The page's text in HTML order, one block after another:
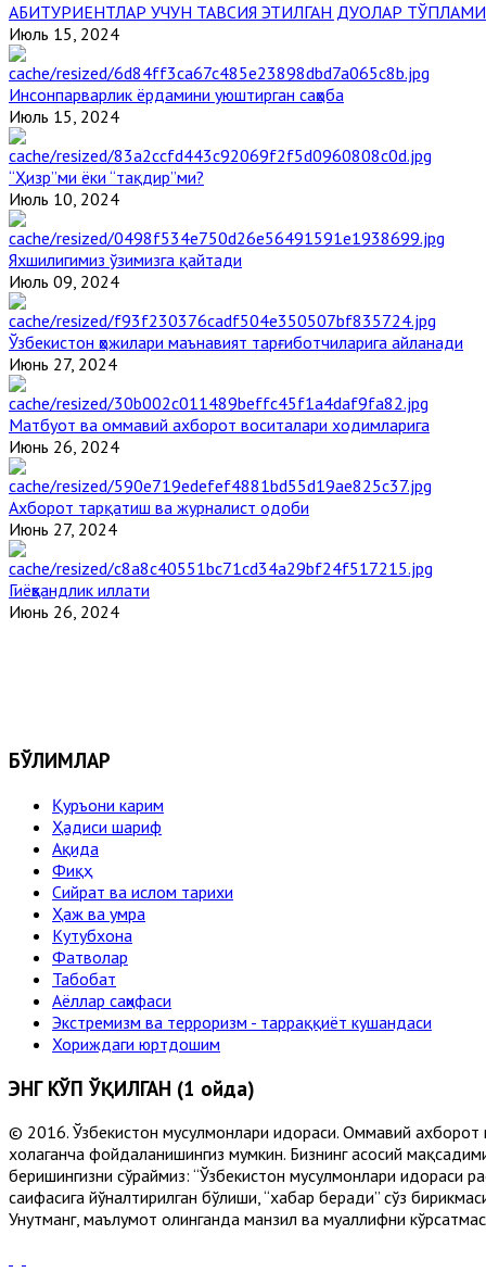
АБИТУРИЕНТЛАР УЧУН ТАВСИЯ ЭТИЛГАН ДУОЛАР ТЎПЛАМИ
Июль 15, 2024
Инсонпарварлик ёрдамини уюштирган саҳоба
Июль 15, 2024
“Ҳизр”ми ёки “тақдир”ми?
Июль 10, 2024
Яхшилигимиз ўзимизга қайтади
Июль 09, 2024
Ўзбекистон ҳожилари маънавият тарғиботчиларига айланади
Июнь 27, 2024
Матбуот ва оммавий ахборот воситалари ходимларига
Июнь 26, 2024
Ахборот тарқатиш ва журналист одоби
Июнь 27, 2024
Гиёҳвандлик иллати
Июнь 26, 2024
БЎЛИМЛАР
Қуръони карим
Ҳадиси шариф
Ақида
Фиқҳ
Сийрат ва ислом тарихи
Ҳаж ва умра
Кутубхона
Фатволар
Табобат
Аёллар саҳифаси
Экстремизм ва терроризм - тарраққиёт кушандаси
Хориждаги юртдошим
ЭНГ КЎП ЎҚИЛГАН (1 ойда)
© 2016. Ўзбекистон мусулмонлари идораси. Оммавий ахборот
хоҳлаганча фойдаланишингиз мумкин. Бизнинг асосий
беришингизни сўраймиз: “Ўзбекистон мусулмонлари идораси
саҳифасига йўналтирилган бўлиши, “хабар беради” сўз
Унутманг, маълумот олинганда манзил ва муаллифни